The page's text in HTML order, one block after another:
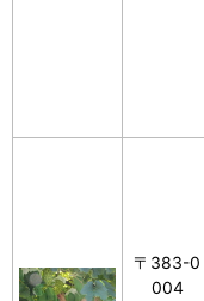
〒383-0
004